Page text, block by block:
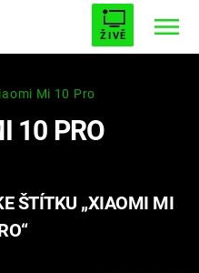
ŽIVĚ
UPÍRŮ
5
Mi 10 Pro
10 PRO
ŠTÍTKU „XIAOMI MI